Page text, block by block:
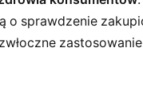
o sprawdzenie